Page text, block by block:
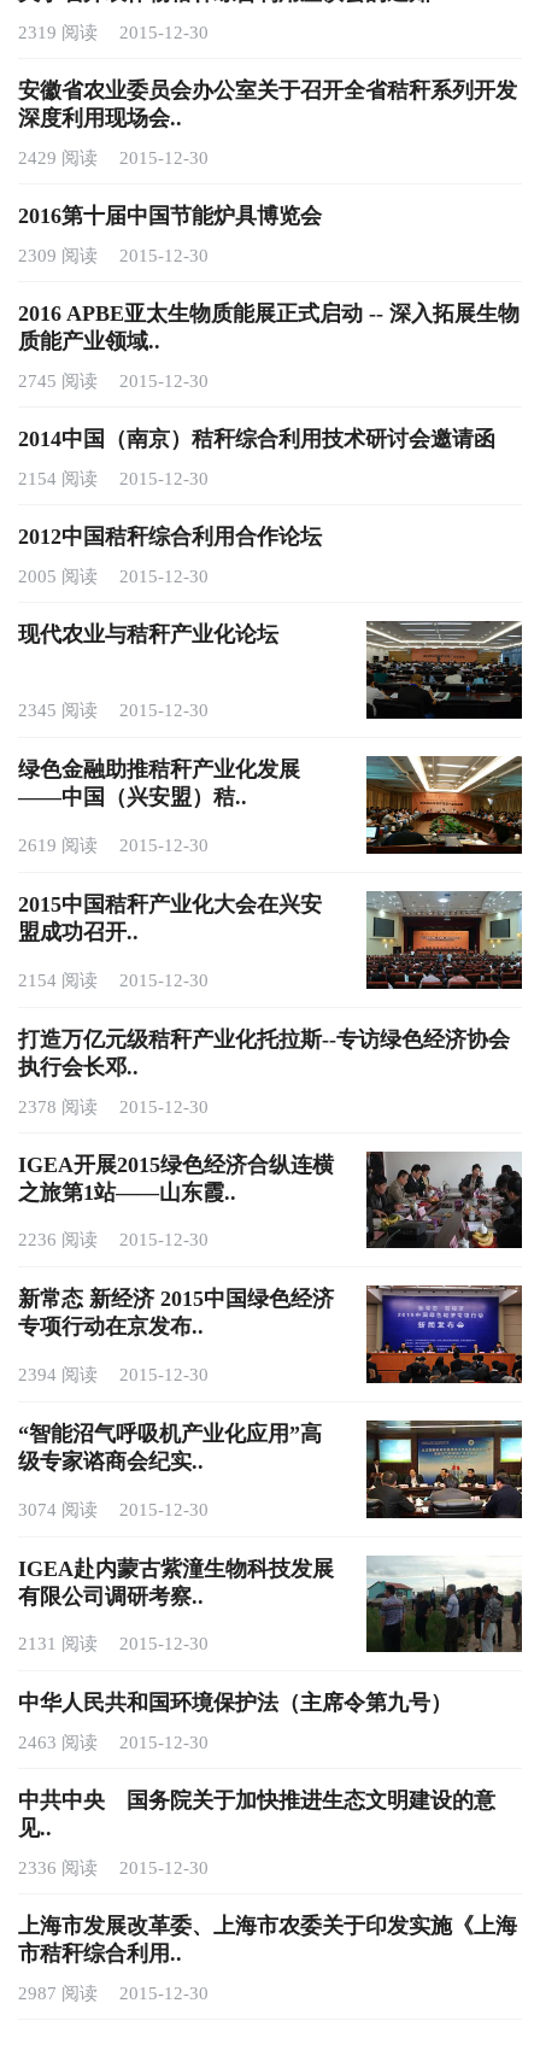
2319 阅读 2015-12-30
安徽省农业委员会办公室关于召开全省秸秆系列开发
深度利用现场会..
2429 阅读 2015-12-30
2016第十届中国节能炉具博览会
2309 阅读 2015-12-30
2016 APBE亚太生物质能展正式启动 -- 深入拓展生物
质能产业领域..
2745 阅读 2015-12-30
2014中国（南京）秸秆综合利用技术研讨会邀请函
2154 阅读 2015-12-30
2012中国秸秆综合利用合作论坛
2005 阅读 2015-12-30
现代农业与秸秆产业化论坛
2345 阅读 2015-12-30
绿色金融助推秸秆产业化发展
——中国（兴安盟）秸..
2619 阅读 2015-12-30
2015中国秸秆产业化大会在兴安
盟成功召开..
2154 阅读 2015-12-30
打造万亿元级秸秆产业化托拉斯--专访绿色经济协会
执行会长邓..
2378 阅读 2015-12-30
IGEA开展2015绿色经济合纵连横
之旅第1站——山东霞..
2236 阅读 2015-12-30
新常态 新经济 2015中国绿色经济
专项行动在京发布..
2394 阅读 2015-12-30
“智能沼气呼吸机产业化应用”高
级专家谘商会纪实..
3074 阅读 2015-12-30
IGEA赴内蒙古紫潼生物科技发展
有限公司调研考察..
2131 阅读 2015-12-30
中华人民共和国环境保护法（主席令第九号）
2463 阅读 2015-12-30
中共中央 国务院关于加快推进生态文明建设的意
见..
2336 阅读 2015-12-30
上海市发展改革委、上海市农委关于印发实施《上海
市秸秆综合利用..
2987 阅读 2015-12-30